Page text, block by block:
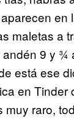
en
maletas a
9 y ¾
está ese
en Tinder
muy raro,